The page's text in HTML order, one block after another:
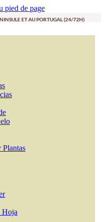
pied de page
ET AU PORTUGAL (24/72H)
Hoja